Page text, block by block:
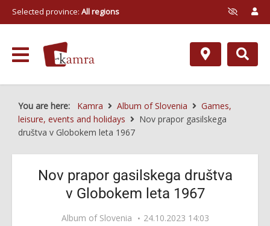
Selected province: All regions
You are here: Kamra Album of Slovenia
Games,
leisure, events and holidays
Nov prapor gasilskega
društva v Globokem leta 1967
Nov prapor gasilskega društva
v Globokem leta 1967
Album of Slovenia
24.10.2023 14:03